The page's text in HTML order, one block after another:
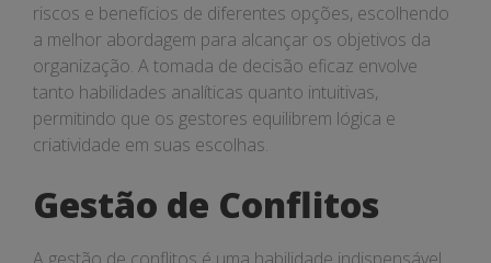
riscos e benefícios de diferentes opções, escolhendo
a melhor abordagem para alcançar os objetivos da
organização. A tomada de decisão eficaz envolve
tanto habilidades analíticas quanto intuitivas,
permitindo que os gestores equilibrem lógica e
criatividade em suas escolhas.
Gestão de Conflitos